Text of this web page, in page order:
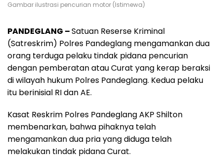
Gambar ilustrasi pencurian motor (Istimewa)
PANDEGLANG –Satuan Reserse Kriminal
(Satreskrim) Polres Pandeglang mengamankan dua
orang terduga pelaku tindak pidana pencurian
dengan pemberatan atau Curat yang kerap beraksi
di wilayah hukum Polres Pandeglang. Kedua pelaku
itu berinisial RI dan AE.
Kasat Reskrim Polres Pandeglang AKP Shilton
membenarkan, bahwa pihaknya telah
mengamankan dua pria yang diduga telah
melakukan tindak pidana Curat.